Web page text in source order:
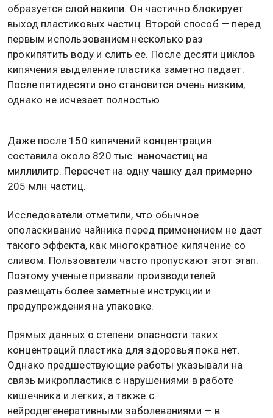
образуется слой накипи. Он частично блокирует
выход пластиковых частиц. Второй способ — перед
первым использованием несколько раз
прокипятить воду и слить ее. После десяти циклов
кипячения выделение пластика заметно падает.
После пятидесяти оно становится очень низким,
однако не исчезает полностью.
Даже после 150 кипячений концентрация
составила около 820 тыс. наночастиц на
миллилитр. Пересчет на одну чашку дал примерно
205 млн частиц.
Исследователи отметили, что обычное
ополаскивание чайника перед применением не дает
такого эффекта, как многократное кипячение со
сливом. Пользователи часто пропускают этот этап.
Поэтому ученые призвали производителей
размещать более заметные инструкции и
предупреждения на упаковке.
Прямых данных о степени опасности таких
концентраций пластика для здоровья пока нет.
Однако предшествующие работы указывали на
связь микропластика с нарушениями в работе
кишечника и легких, а также с
нейродегенеративными заболеваниями — в